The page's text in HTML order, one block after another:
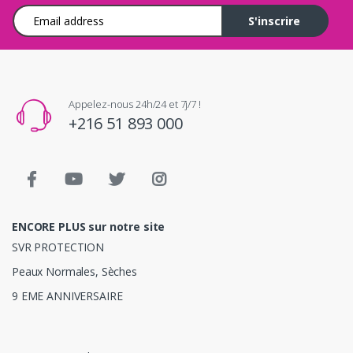
Adresse e-mail
S'inscrire
Appelez-nous 24h/24 et 7j/7 !
+216 51 893 000
ENCORE PLUS sur notre site
SVR PROTECTION
Peaux Normales, Sèches
9 EME ANNIVERSAIRE